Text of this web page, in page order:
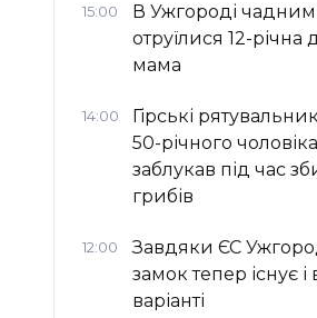
15:00
В Ужгороді чадним
отруїлися 12-річна
мама
14:00
Гірські
50-річного
заблукав під час
грибів
12:00
Завдяки ЄС
замок тепер існує
варіанті